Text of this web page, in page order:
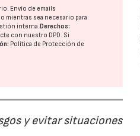
Envío de emails
mientras sea necesario para
interna. Derechos:
con nuestro DPD. Si
Política de Protección de
y evitar situaciones